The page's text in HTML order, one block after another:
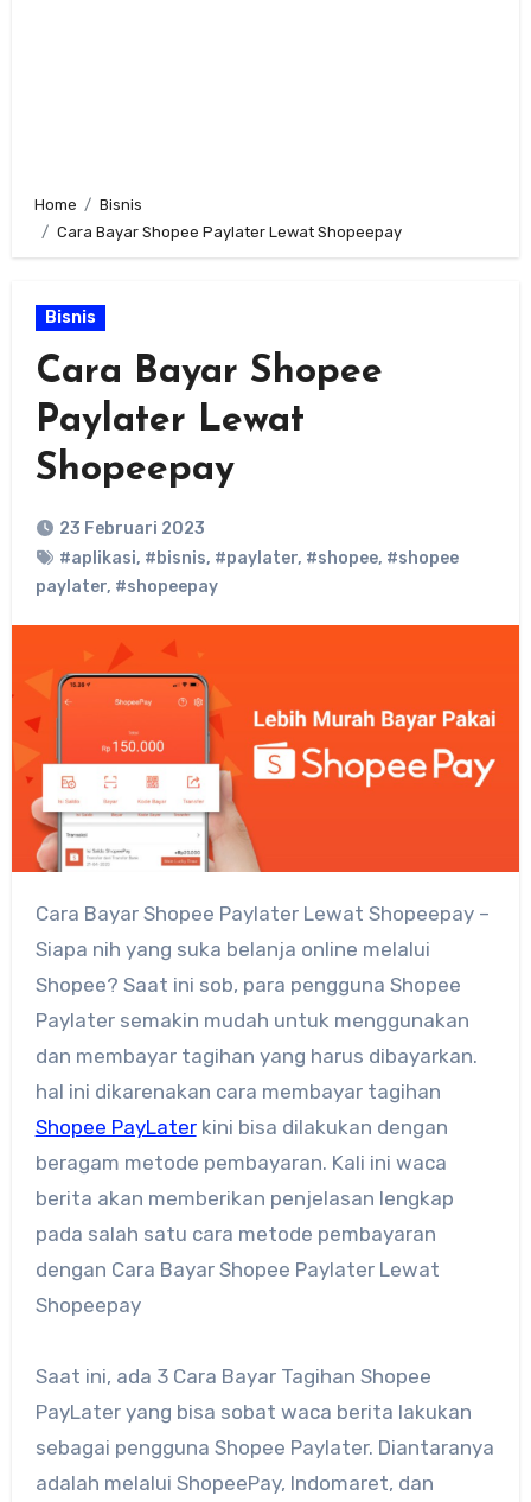
Home
Bisnis
Cara Bayar Shopee Paylater Lewat Shopeepay
Bisnis
Cara Bayar Shopee
Paylater Lewat
Shopeepay
23 Februari 2023
#aplikasi, #bisnis, #paylater, #shopee, #shopee
paylater, #shopeepay
Cara Bayar Shopee Paylater Lewat Shopeepay –
Siapa nih yang suka belanja online melalui
Shopee? Saat ini sob, para pengguna Shopee
Paylater semakin mudah untuk menggunakan
dan membayar tagihan yang harus dibayarkan.
hal ini dikarenakan cara membayar tagihan
Shopee PayLaterkini bisa dilakukan dengan
beragam metode pembayaran. Kali ini waca
berita akan memberikan penjelasan lengkap
pada salah satu cara metode pembayaran
dengan Cara Bayar Shopee Paylater Lewat
Shopeepay
Saat ini, ada 3 Cara Bayar Tagihan Shopee
PayLater yang bisa sobat waca berita lakukan
sebagai pengguna Shopee Paylater. Diantaranya
adalah melalui ShopeePay, Indomaret, dan